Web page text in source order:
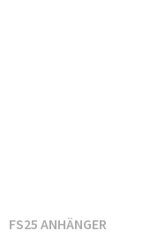
FS25 ANHÄNGER